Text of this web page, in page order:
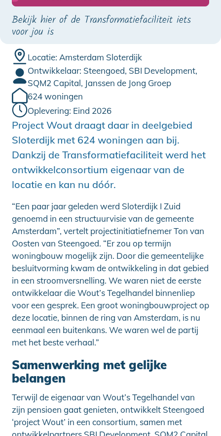
Bekijk hier of de Transformatiefaciliteit iets
voor jou is
Locatie: Amsterdam Sloterdijk
Ontwikkelaar: Steengoed, SBI Development,
SQM2 Capital, Janssen de Jong Groep
624 woningen
Oplevering: Eind 2026
Project Wout draagt daar in deelgebied
Sloterdijk met 624 woningen aan bij.
Dankzij de Transformatiefaciliteit werd het
ontwikkelconsortium eigenaar van de
locatie en kan nu dóór.
“Een paar jaar geleden werd Sloterdijk I Zuid
genoemd in een structuurvisie van de gemeente
Amsterdam”, vertelt projectinitiatiefnemer Ton van
Oosten van Steengoed. “Er zou op termijn
woningbouw mogelijk zijn. Door die gemeentelijke
besluitvorming kwam de ontwikkeling in dat gebied
in een stroomversnelling. We waren niet de eerste
ontwikkelaar die Wout’s Tegelhandel binnenliep
voor een gesprek. Een groot woningbouwproject op
deze locatie, binnen de ring van Amsterdam, is nu
eenmaal een buitenkans. We waren wel de partij
met het beste verhaal.”
Samenwerking met gelijke
belangen
Terwijl de eigenaar van Wout’s Tegelhandel van
zijn pensioen gaat genieten, ontwikkelt Steengoed
‘project Wout’ in een consortium, samen met